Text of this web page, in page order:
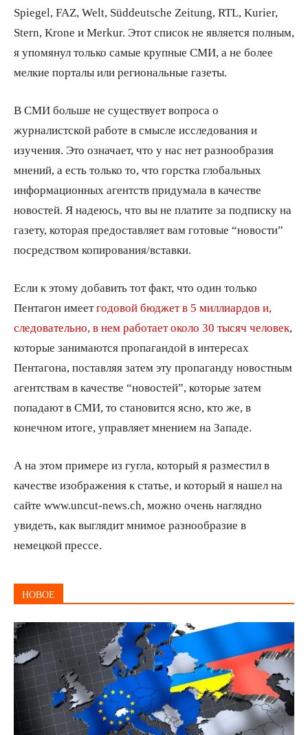
Spiegel, FAZ, Welt, Süddeutsche Zeitung, RTL, Kurier,
Stern, Krone и Merkur. Этот список не является полным,
я упомянул только самые крупные СМИ, а не более
мелкие порталы или региональные газеты.
В СМИ больше не существует вопроса о
журналистской работе в смысле исследования и
изучения. Это означает, что у нас нет разнообразия
мнений, а есть только то, что горстка глобальных
информационных агентств придумала в качестве
новостей. Я надеюсь, что вы не платите за подписку на
газету, которая предоставляет вам готовые “новости”
посредством копирования/вставки.
Если к этому добавить тот факт, что один только
Пентагон имеетгодовой бюджет в 5 миллиардов и,
следовательно, в нем работает около 30 тысяч человек
которые занимаются пропагандой в интересах
Пентагона, поставляя затем эту пропаганду новостным
агентствам в качестве “новостей”, которые затем
попадают в СМИ, то становится ясно, кто же, в
конечном итоге, управляет мнением на Западе.
А на этом примере из гугла, который я разместил в
качестве изображения к статье, и который я нашел на
сайте www.uncut-news.ch, можно очень наглядно
увидеть, как выглядит мнимое разнообразие в
немецкой прессе.
НОВОЕ